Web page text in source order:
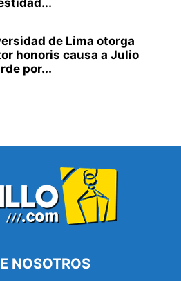
de Lima otorga
honoris causa a Julio
por...
NOSOTROS